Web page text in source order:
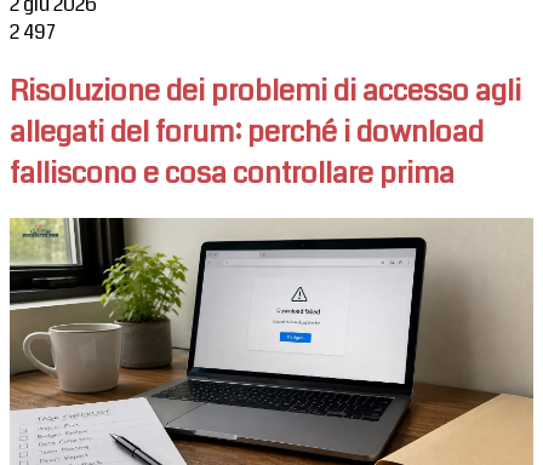
2497
Risoluzione dei problemi di accesso agli
allegati del forum: perché i download
falliscono e cosa controllare prima